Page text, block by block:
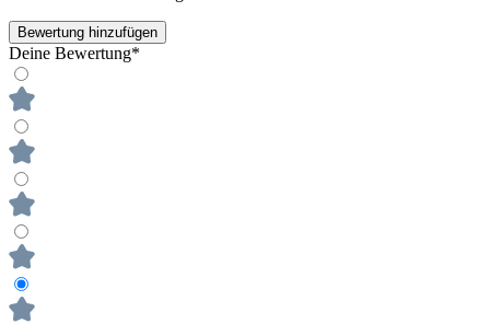
Bewertung hinzufügen
Deine Bewertung*